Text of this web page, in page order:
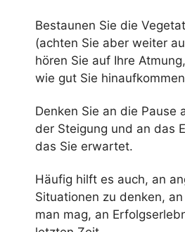
Bestaunen Sie die
(achten Sie aber weiter
hören Sie auf Ihre
wie gut Sie
Denken Sie an die Pause
der Steigung und an das
das Sie erwartet.
Häufig hilft es auch, an
Situationen zu denken,
man mag, an